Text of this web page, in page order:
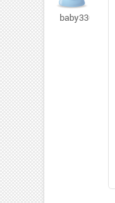
baby33047